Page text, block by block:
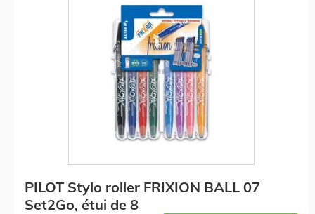
PILOT Stylo roller FRIXION BALL 07
Set2Go, étui de 8